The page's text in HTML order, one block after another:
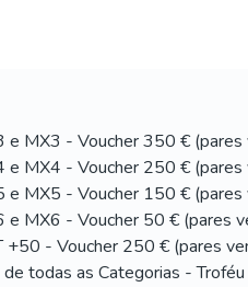
e MX3 - Voucher 350 € (pares
e MX4 - Voucher 250 € (pares
e MX5 - Voucher 150 € (pares
e MX6 - Voucher 50 € (pares
+50 - Voucher 250 € (pares
todas as Categorias -